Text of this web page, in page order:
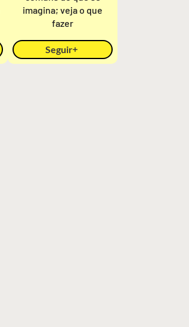
imagina; veja o que
fazer
Seguir